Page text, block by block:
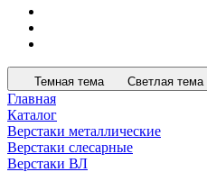
Темная тема Светлая тема
Главная
Каталог
Верстаки металлические
Верстаки слесарные
Верстаки ВЛ